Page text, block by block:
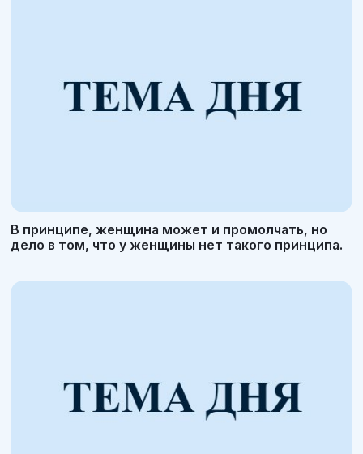
В принципе, женщина может и промолчать, но
дело в том, что у женщины нет такого принципа.